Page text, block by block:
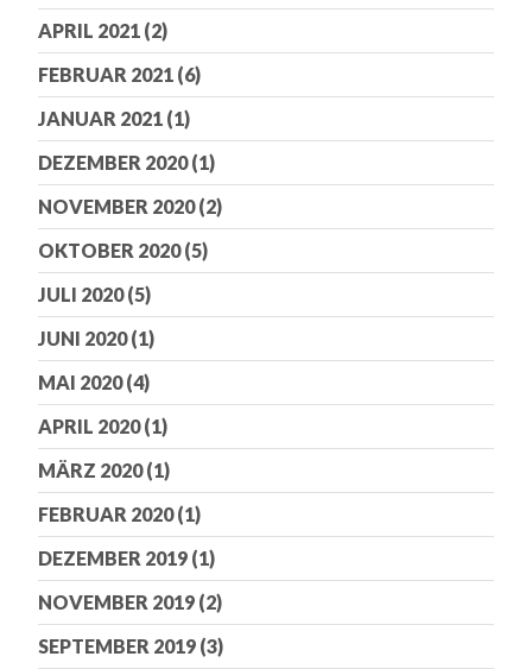
APRIL 2021 (2)
FEBRUAR 2021 (6)
JANUAR 2021 (1)
DEZEMBER 2020(1)
NOVEMBER 2020(2)
OKTOBER 2020(5)
JULI 2020(5)
JUNI 2020(1)
MAI 2020(4)
APRIL 2020(1)
MÄRZ 2020(1)
FEBRUAR 2020(1)
DEZEMBER 2019 (1)
NOVEMBER 2019 (2)
SEPTEMBER 2019 (3)